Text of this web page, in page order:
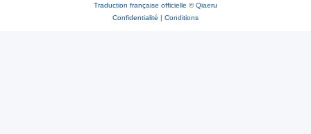
Traduction française officielle ©Qiaeru
Confidentialité | Conditions